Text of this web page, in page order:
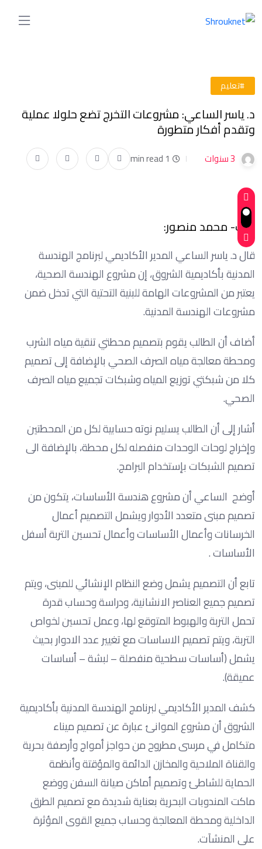
#تعليم
د. ياسر الساعي: مشروعات التخرج تضع حلولا عملية
وتقدم أفكار متطورة
3 سنوات 1 min read
كتب- محمد منصور:
قال د. ياسر الساعي المدير الأكاديمي لبرنامج الهندسة
المدنية بأكاديمية الشروق، إن مشروع الهندسة الصحية،
يعتبر من المشروعات الهامة للبنية التحتية التي تدخل ضمن
مشروعات الهندسة المدنية.
أضاف أن الطالب يقوم بتصميم محطتي تنقية مياه الشرب
ومحطة معالجة مياه الصرف الصحي بالإضافة إلى تصميم
كلا من شبكتي توزيع المياه وشبكات تجميع مياه الصرف
الصحي.
أشار إلى أن الطالب يسليم نوته حسابية لكل من المحطتين
وإخراج لوحات الوحدات منفصله لكل محطة، بالإضافة الى
تصميم الشبكات بإستخدام البرامج.
أوضح الساعي أن مشروع هندسة الأساسات، يتكون من
تصميم مبنى متعدد الأدوار ويشمل التصميم أعمال
الخرسانات وأعمال الأساسات وأعمال تحسين التربة أسفل
الأساسات .
تابع أن التصميم يشمل وضع النظام الإنشائي للمبنى، ويتم
تصميم جميع العناصر الانشانية، ودراسة وحساب قدرة
تحمل التربة والهبوط المتوقع لها، وعمل تحسين لخواص
التربة، ويتم تصميم الاساسات مع تغيير عدد الادوار بحيث
يشمل (أساسات سطحية منفصلة – لبشة – أساسات
عميقة).
كشف المدير الأكاديمي لبرنامج الهندسة المدنية بأكاديمية
الشروق أن مشروع الموانئ عبارة عن تصميم ميناء
متكامل في مرسى مطروح من حواجز أمواج وأرصفة بحرية
والقناة الملاحية والمخازن الدائمة والمؤقتة وأنظمة
الحماية للشاطئ وتصميم أماكن صيانة السفن ووضع
ماكت المندوبات البحرية بعناية شديدة مع تصميم الطرق
الداخلية ومحطة المعالجة وحساب جميع القوى المؤثرة
على المنشآت.